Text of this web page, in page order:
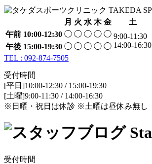
月 火 水 木 金
土
午前 10:00-12:30 ◯ ◯ ◯ ◯ ◯ 9:00-11:30
14:00-16:30
午後 15:00-19:30 ◯ ◯ ◯ ◯ ◯
TEL : 092-874-7505
受付時間
[平日]10:00-12:30 / 15:00-19:30
[土曜]9:00-11:30 / 14:00-16:30
※日曜・祝日は休診 ※土曜は昼休み無し
受付時間